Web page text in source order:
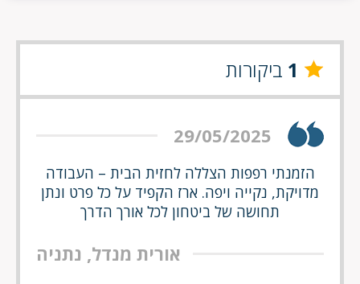
1 ביקורות
29/05/2025
הזמנתי רפפות הצללה לחזית הבית – העבודה
מדויקת, נקייה ויפה. ארז הקפיד על כל פרט ונתן
תחושה של ביטחון לכל אורך הדרך
אורית מנדל, נתניה